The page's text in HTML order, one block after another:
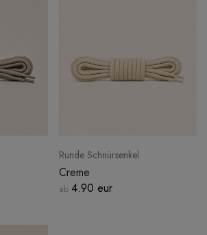
Runde Schnürsenkel
Creme
ab 4.90 eur